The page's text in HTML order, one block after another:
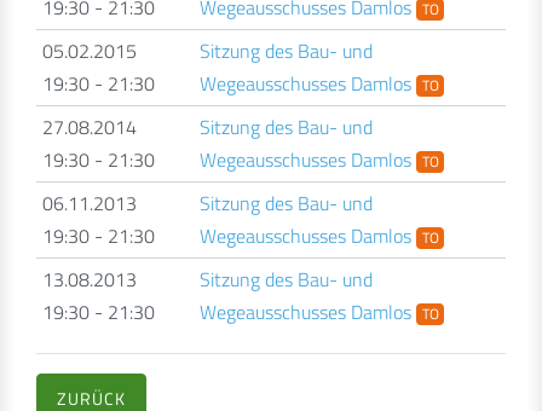
19:30 - 21:30
Wegeausschusses Damlos TO
05.02.2015
19:30 - 21:30
Sitzung des Bau- und
Wegeausschusses Damlos TO
27.08.2014
19:30 - 21:30
Sitzung des Bau- und
Wegeausschusses Damlos TO
06.11.2013
19:30 - 21:30
Sitzung des Bau- und
Wegeausschusses Damlos TO
13.08.2013
19:30 - 21:30
Sitzung des Bau- und
Wegeausschusses Damlos TO
ZURÜCK